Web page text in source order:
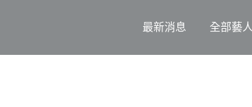
最新消息 全部藝人